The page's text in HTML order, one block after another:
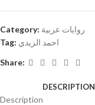
Category: روايات عربية
Tag: احمد الزيدي
Share:
DESCRIPTION
Description